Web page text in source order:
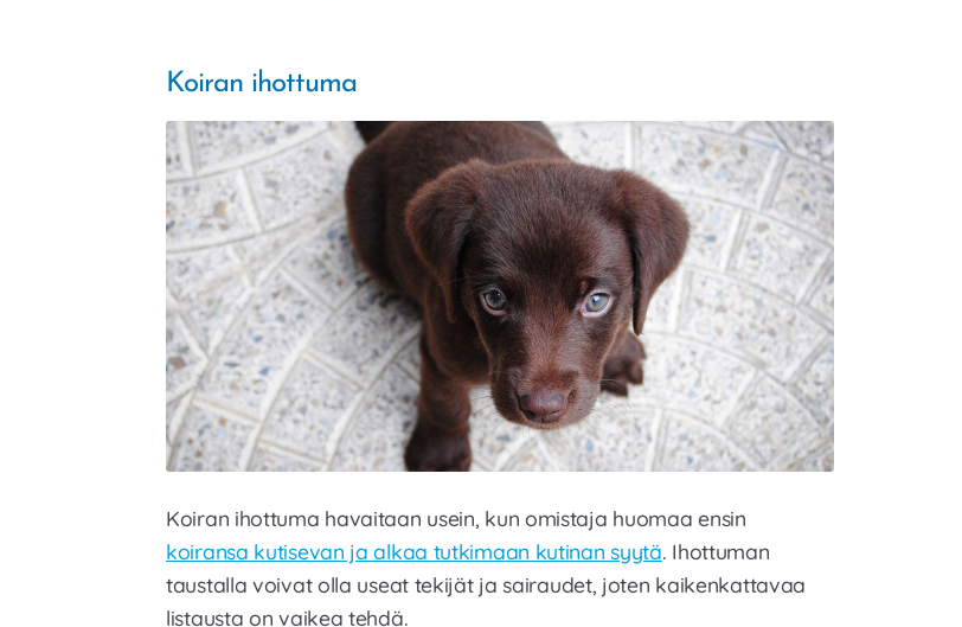
Koiran ihottuma
Koiran ihottuma havaitaan usein, kun omistaja huomaa ensin
koiransa kutisevan ja alkaa tutkimaan kutinan syytä. Ihottuman
taustalla voivat olla useat tekijät ja sairaudet, joten kaikenkattavaa
listausta on vaikea tehdä.